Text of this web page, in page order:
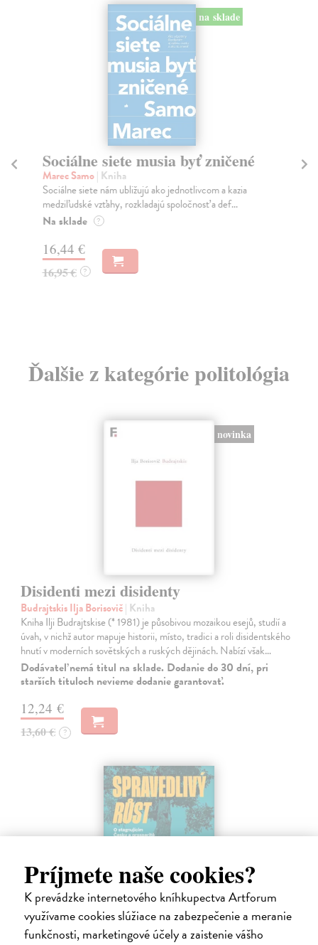
Príjmete naše cookies?
K prevádzke internetového kníhkupectva Artforum
využívame cookies slúžiace na zabezpečenie a meranie
funkčnosti, marketingové účely a zaistenie vášho
na sklade
Sociálne siete musia byť zničené
Marec Samo| Kniha
Sociálne siete nám ubližujú ako jednotlivcom a kazia
medziľudské vzťahy, rozkladajú spoločnosť a def...
Na sklade ?
16,44 €
16,95 € ?
Ďalšie z kategórie politológia
novinka
Disidenti mezi disidenty
Budrajtskis Ilja Borisovič| Kniha
Kniha Ilji Budrajtskise (* 1981) je působivou mozaikou esejů, studií a
úvah, v nichž autor mapuje historii, místo, tradici a roli disidentského
hnutí v moderních sovětských a ruských dějinách. Nabízí však…
Dodávateľ nemá titul na sklade. Dodanie do 30 dní, pri
starších tituloch nevieme dodanie garantovať.
12,24 €
13,60 € ?